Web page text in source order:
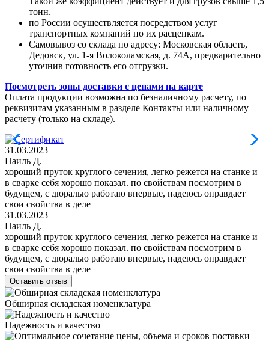
тонн.
по России осуществляется посредством услуг
транспортных компаний по их расценкам.
Самовывоз со склада по адресу: Московская область,
Дедовск, ул. 1-я Волоколамская, д. 74А, предварительно
уточнив готовность его отгрузки.
Посмотреть зоны доставки с ценами на карте
Оплата продукции возможна по безналичному расчету, по
реквизитам указанным в разделе Контакты или наличному
расчету (только на складе).
31.03.2023
Наиль Д.
хороший пруток круглого сечения, легко режется на станке и
в сварке себя хорошо показал. по свойствам посмотрим в
будущем, с дюралью работаю впервые, надеюсь оправдает
свои свойства в деле
31.03.2023
Наиль Д.
хороший пруток круглого сечения, легко режется на станке и
в сварке себя хорошо показал. по свойствам посмотрим в
будущем, с дюралью работаю впервые, надеюсь оправдает
свои свойства в деле
Оставить отзыв
Обширная складская номенклатура
Надежность и качество